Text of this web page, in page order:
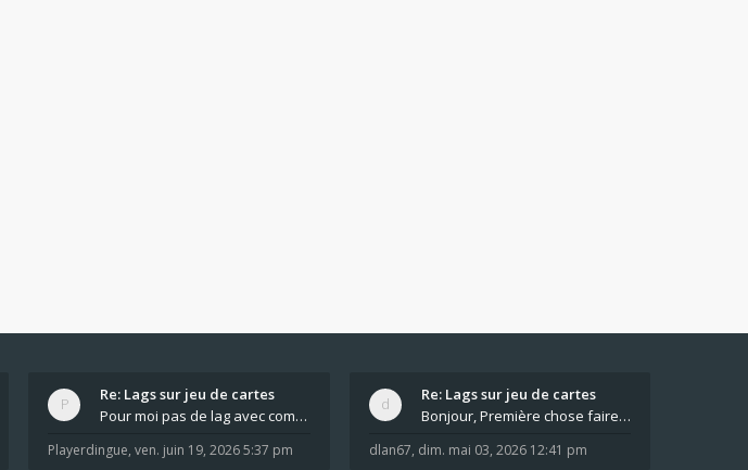
Re: Lags sur jeu de cartes
Pour moi pas de lag avec comme navigateur Chrome
Playerdingue, ven. juin 19, 2026 5:37 pm
Re: Lags sur jeu de cartes
Bonjour, Première chose faire un arrêt complet de
dlan67, dim. mai 03, 2026 12:41 pm